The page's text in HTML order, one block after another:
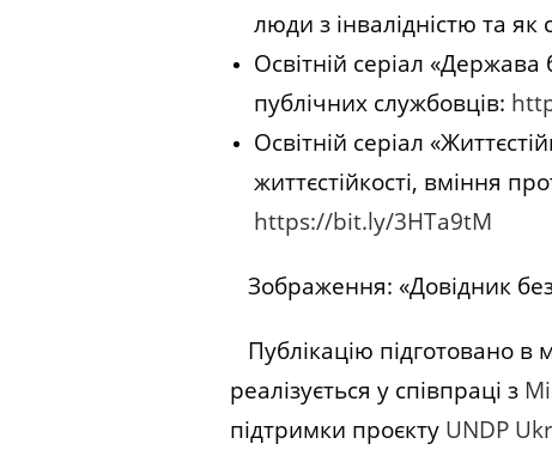
люди з інвалідністю та
Освітній серіал «Держава
публічних службовців:
Освітній серіал
життєстійкості, вміння
https://bit.ly/3HTa9tM
Зображення: «Довідник
Публікацію підготовано в
реалізується у співпраці з
підтримки проєкту UNDP